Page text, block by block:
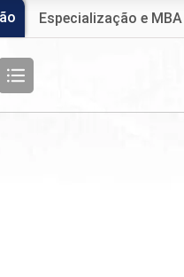
Especialização e MBA